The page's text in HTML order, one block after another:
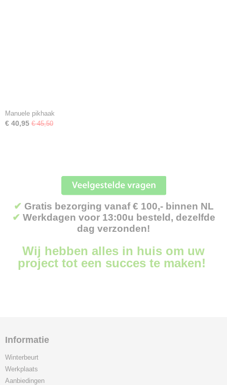
Manuele pikhaak
€ 40,95 € 45,50
✔ Gratis bezorging vanaf € 100,- binnen NL
✔ Werkdagen voor 13:00u besteld, dezelfde
dag verzonden!
Wij hebben alles in huis om uw
project tot een succes te maken!
Informatie
Winterbeurt
Werkplaats
Aanbiedingen